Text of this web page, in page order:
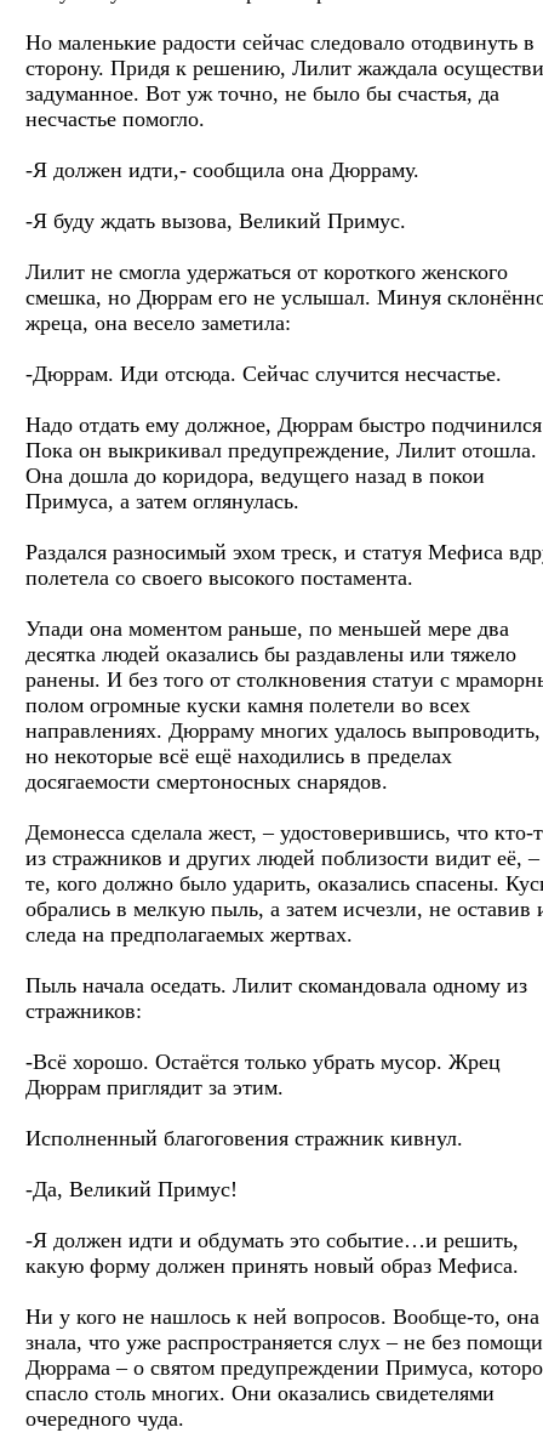
Но маленькие радости сейчас следовало отодвинуть в
сторону. Придя к решению, Лилит жаждала
задуманное. Вот уж точно, не было бы счастья, да
несчастье помогло.
-Я должен идти,- сообщила она Дюрраму.
-Я буду ждать вызова, Великий Примус.
Лилит не смогла удержаться от короткого женского
смешка, но Дюррам его не услышал. Минуя
жреца, она весело заметила:
-Дюррам. Иди отсюда. Сейчас случится несчастье.
Надо отдать ему должное, Дюррам быстро
Пока он выкрикивал предупреждение, Лилит отошла.
Она дошла до коридора, ведущего назад в покои
Примуса, а затем оглянулась.
Раздался разносимый эхом треск, и статуя Мефиса
полетела со своего высокого постамента.
Упади она моментом раньше, по меньшей мере два
десятка людей оказались бы раздавлены или тяжело
ранены. И без того от столкновения статуи с
полом огромные куски камня полетели во всех
направлениях. Дюрраму многих удалось выпроводить,
но некоторые всё ещё находились в пределах
досягаемости смертоносных снарядов.
Демонесса сделала жест, – удостоверившись, что кто-
из стражников и других людей поблизости видит её,
те, кого должно было ударить, оказались спасены.
обрались в мелкую пыль, а затем исчезли, не оставив
следа на предполагаемых жертвах.
Пыль начала оседать. Лилит скомандовала одному из
стражников:
-Всё хорошо. Остаётся только убрать мусор. Жрец
Дюррам приглядит за этим.
Исполненный благоговения стражник кивнул.
-Да, Великий Примус!
-Я должен идти и обдумать это событие…и решить,
какую форму должен принять новый образ Мефиса.
Ни у кого не нашлось к ней вопросов. Вообще-то, она
знала, что уже распространяется слух – не без помощи
Дюррама – о святом предупреждении Примуса,
спасло столь многих. Они оказались свидетелями
очередного чуда.